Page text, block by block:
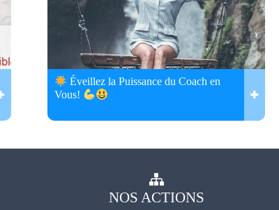
Éveillez la Puissance du Coach en
Vous!
NOS ACTIONS